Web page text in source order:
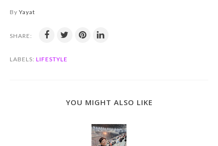
By Yayat
SHARE:
LABELS: LIFESTYLE
YOU MIGHT ALSO LIKE